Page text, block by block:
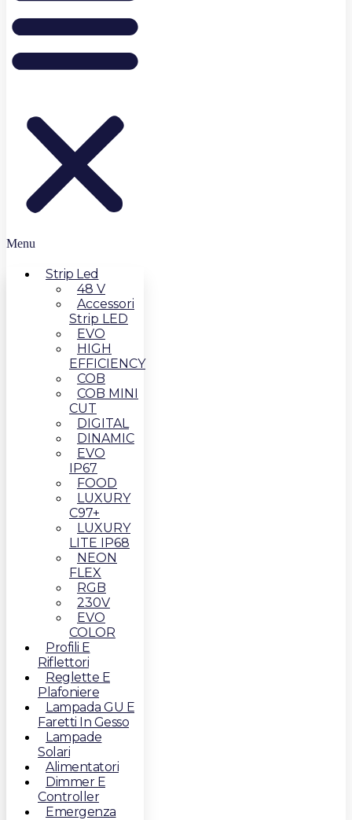
Menu
Strip Led
48 V
Accessori
Strip LED
EVO
HIGH
EFFICIENCY
COB
COB MINI
CUT
DIGITAL
DINAMIC
EVO
IP67
FOOD
LUXURY
C97+
LUXURY
LITE IP68
NEON
FLEX
RGB
230V
EVO
COLOR
Profili E
Riflettori
Reglette E
Plafoniere
Lampada GU E
Faretti In Gesso
Lampade
Solari
Alimentatori
Dimmer E
Controller
Emergenza